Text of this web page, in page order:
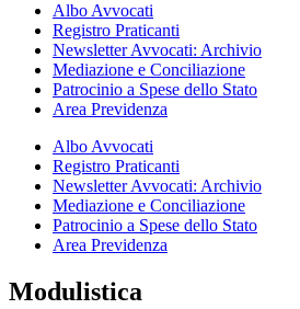
Albo Avvocati
Registro Praticanti
Newsletter Avvocati: Archivio
Mediazione e Conciliazione
Patrocinio a Spese dello Stato
Area Previdenza
Albo Avvocati
Registro Praticanti
Newsletter Avvocati: Archivio
Mediazione e Conciliazione
Patrocinio a Spese dello Stato
Area Previdenza
Modulistica